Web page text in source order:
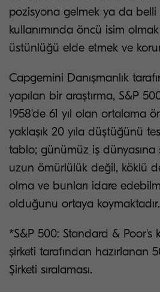
pozisyona gelmek ya da
kullanımında öncü isim
üstünlüğü elde etmek ve
Capgemini Danışmanlık
yapılan bir araştırma, S&P
1958'de 61 yıl olan ortalama
yaklaşık 20 yıla düştüğünü
tablo; günümüz iş dünyasına
uzun ömürlülük değil, köklü
olma ve bunları idare
olduğunu ortaya koymaktadır.
*S&P 500: Standard & Poor's
şirketi tarafından hazırlanan
Şirketi sıralaması.